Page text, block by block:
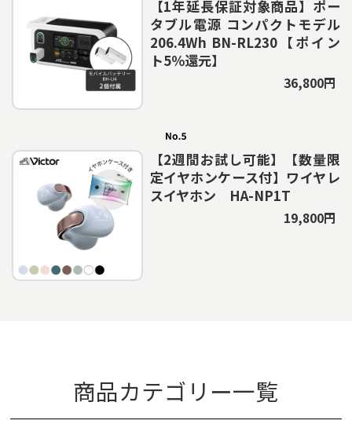
【1年延長保証対象商品】ポー
タブル電源 コンパクトモデル
206.4Wh BN-RL230【ポイン
ト5％還元】
36,800円
【2週間お試し可能】【数量限
定イヤホンケース付】ワイヤレ
スイヤホン HA-NP1T
19,800円
商品カテゴリー一覧